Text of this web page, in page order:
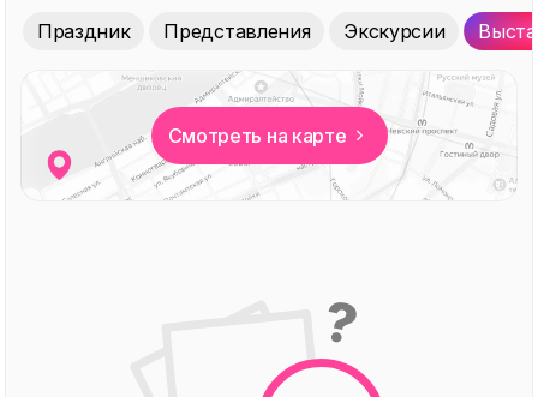
Праздник Представления Экскурсии
Смотреть на карте